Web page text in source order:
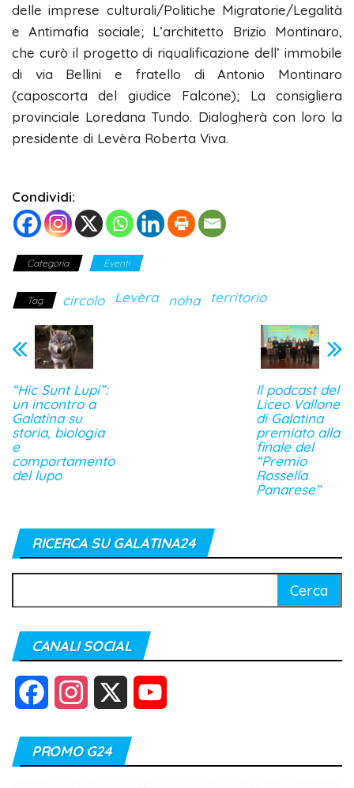
delle imprese culturali/Politiche Migratorie/Legalità
e Antimafia sociale; L’architetto Brizio Montinaro,
che curò il progetto di riqualificazione dell’ immobile
di via Bellini e fratello di Antonio Montinaro
(caposcorta del giudice Falcone); La consigliera
provinciale Loredana Tundo. Dialogherà con loro la
presidente di Levèra Roberta Viva.
Condividi:
Categoria Eventi
Tag circolo Levèra noha territorio
“Hic Sunt Lupi”:
un incontro a
Galatina su
storia, biologia
e
comportamento
del lupo
Il podcast del
Liceo Vallone
di Galatina
premiato alla
finale del
“Premio
Rossella
Panarese”
RICERCA SU GALATINA24
per:
CANALI SOCIAL
c s
PROMO G24